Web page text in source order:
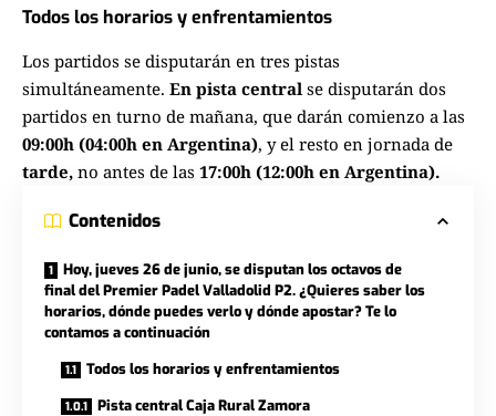
Todos los horarios y enfrentamientos
Los partidos se disputarán en tres pistas
simultáneamente. En pista central se disputarán dos
partidos en turno de mañana, que darán comienzo a las
09:00h (04:00h en Argentina), y el resto en jornada de
tarde, no antes de las 17:00h (12:00h en Argentina).
Contenidos
Hoy, jueves 26 de junio, se disputan los octavos de
final del Premier Padel Valladolid P2. ¿Quieres saber los
horarios, dónde puedes verlo y dónde apostar? Te lo
contamos a continuación
Todos los horarios y enfrentamientos
Pista central Caja Rural Zamora